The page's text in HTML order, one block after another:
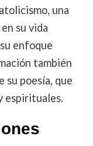
una
su vida
enfoque
también
su poesía, que
espirituales.